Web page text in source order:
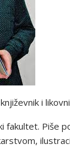
i
fakultet. Piše